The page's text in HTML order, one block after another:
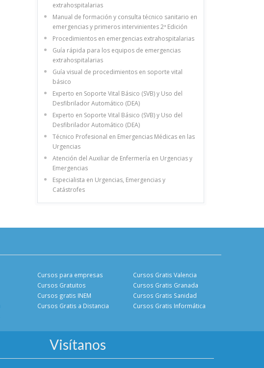
extrahospitalarias
Manual de formación y consulta técnico sanitario en
emergencias y primeros intervinientes 2ª Edición
Procedimientos en emergencias extrahospitalarias
Guía rápida para los equipos de emergencias
extrahospitalarias
Guía visual de procedimientos en soporte vital
básico
Experto en Soporte Vital Básico (SVB) y Uso del
Desfibrilador Automático (DEA)
Experto en Soporte Vital Básico (SVB) y Uso del
Desfibrilador Automático (DEA)
Técnico Profesional en Emergencias Médicas en las
Urgencias
Atención del Auxiliar de Enfermería en Urgencias y
Emergencias
Especialista en Urgencias, Emergencias y
Catástrofes
Cursos para empresas
Cursos Gratuitos
Cursos gratis INEM
Cursos Gratis a Distancia
Cursos Gratis Valencia
Cursos Gratis Granada
Cursos Gratis Sanidad
Cursos Gratis Informática
Visítanos